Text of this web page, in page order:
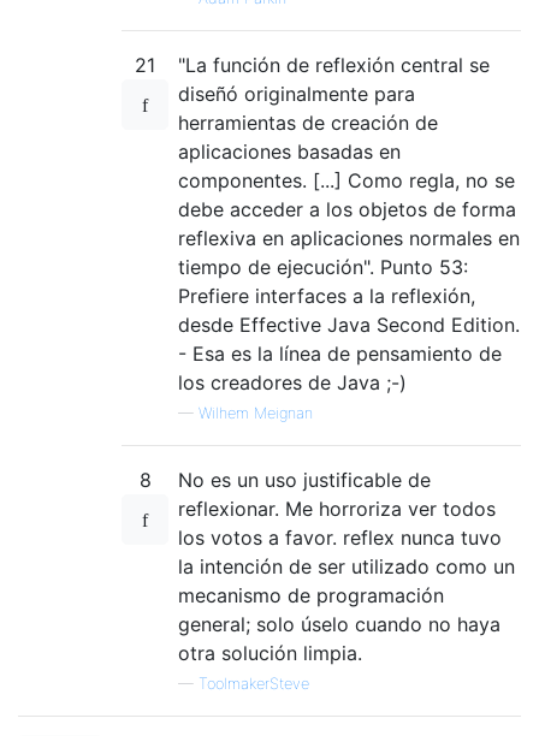
21
"La función de reflexión central se
diseñó originalmente para
herramientas de creación de
aplicaciones basadas en
componentes. [...] Como regla, no se
debe acceder a los objetos de forma
reflexiva en aplicaciones normales en
tiempo de ejecución". Punto 53:
Prefiere interfaces a la reflexión,
desde Effective Java Second Edition.
- Esa es la línea de pensamiento de
los creadores de Java ;-)
— Wilhem Meignan
8
No es un uso justificable de
reflexionar. Me horroriza ver todos
los votos a favor. reflex nunca tuvo
la intención de ser utilizado como un
mecanismo de programación
general; solo úselo cuando no haya
otra solución limpia.
— ToolmakerSteve